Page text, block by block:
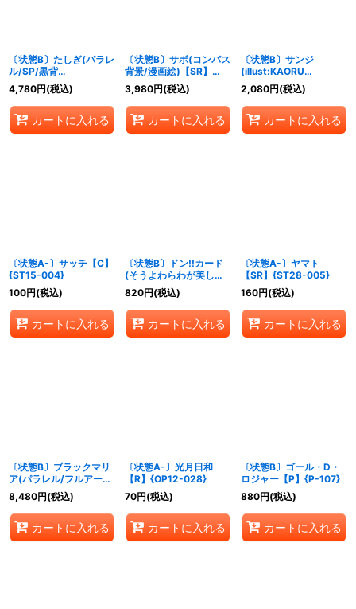
〔状態B〕たしぎ(パラレ
ル/SP/黒背
景/illust:Hashimoto Q)
【SP】{OP06-
050[OP12]}
4,780円(税込)
カートに入れる
〔状態B〕サボ(コンパス
背景/漫画絵)【SR】
{OP04-083}
3,980円(税込)
カートに入れる
〔状態B〕サンジ
(illust:KAORU
HAGIYA)【SR】
{OP07-064}
2,080円(税込)
カートに入れる
〔状態A-〕サッチ【C】
{ST15-004}
100円(税込)
カートに入れる
〔状態B〕ドン!!カード
(そうよわらわが美しい
から!!!/ハンコック)
【-】{-}
820円(税込)
カートに入れる
〔状態A-〕ヤマト
【SR】{ST28-005}
160円(税込)
カートに入れる
〔状態B〕ブラックマリ
ア(パラレル/フルアー
ト/illust:Peach
Momoko)【SR/P】
{OP08-074}
8,480円(税込)
カートに入れる
〔状態A-〕光月日和
【R】{OP12-028}
70円(税込)
カートに入れる
〔状態B〕ゴール・D・
ロジャー【P】{P-107}
880円(税込)
カートに入れる